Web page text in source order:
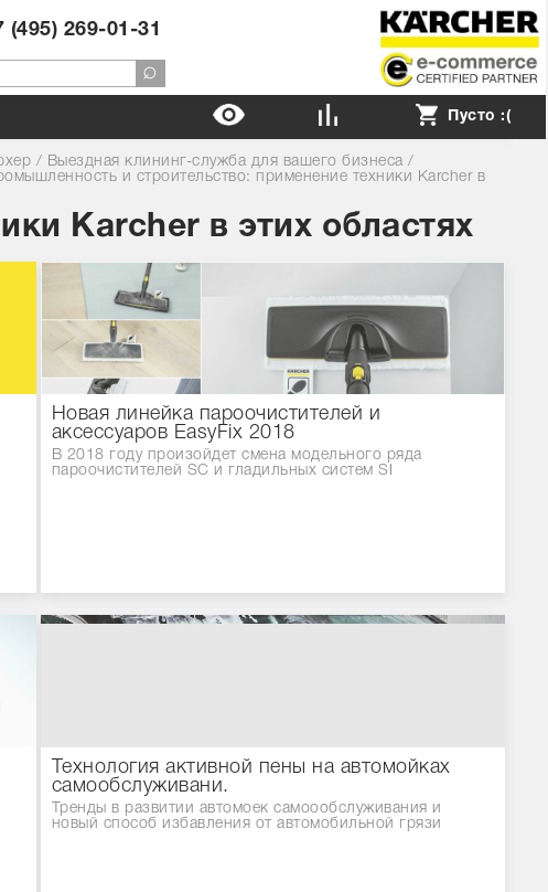
/ Выездная клининг-служба для вашего бизнеса/
и строительство: применение техники Karcher в
Karcher в этих областях
Новая линейка пароочистителей и
аксессуаров EasyFix 2018
В 2018 году произойдет смена модельного ряда
пароочистителей SC и гладильных систем SI
Технология активной пены на автомойках
самообслуживани.
Тренды в развитии автомоек самоообслуживания и
новый способ избавления от автомобильной грязи
(495) 269-01-31
Пусто :(